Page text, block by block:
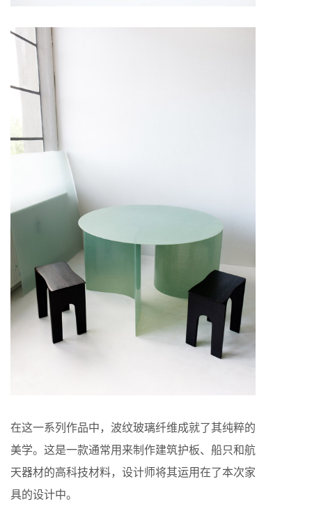
在这一系列作品中，波纹玻璃纤维成就了其纯粹的
美学。这是一款通常用来制作建筑护板、船只和航
天器材的高科技材料，设计师将其运用在了本次家
具的设计中。